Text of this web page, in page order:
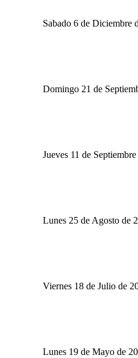
Sabado 6 de Diciembre
Domingo 21 de
Jueves 11 de
Lunes 25 de Agosto de
Viernes 18 de Julio de
Lunes 19 de Mayo de